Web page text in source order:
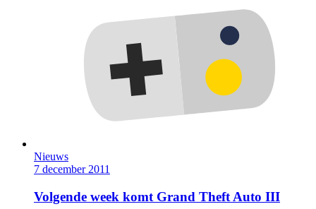
Nieuws
7 december 2011
Volgende week komt Grand Theft Auto III